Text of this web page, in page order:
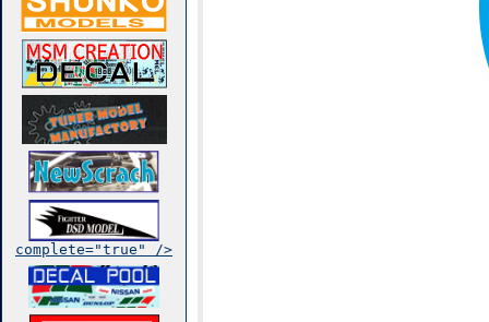
complete="true" />